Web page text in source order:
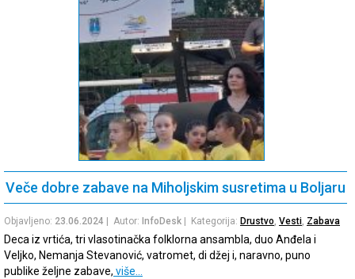
Veče dobre zabave na Miholjskim susretima u Boljaru
Objavljeno: 23.06.2024 | Autor: InfoDesk | Kategorija: Drustvo Vesti Zabava
Deca iz vrtića, tri vlasotinačka folklorna ansambla, duo Anđela i
Veljko, Nemanja Stevanović, vatromet, di džej i, naravno, puno
publike željne zabave, više…